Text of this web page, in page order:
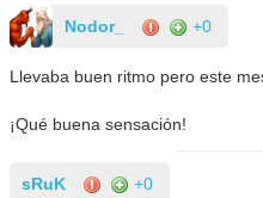
Nodor_ +0
Llevaba buen ritmo pero este
¡Qué buena sensación!
sRuK +0